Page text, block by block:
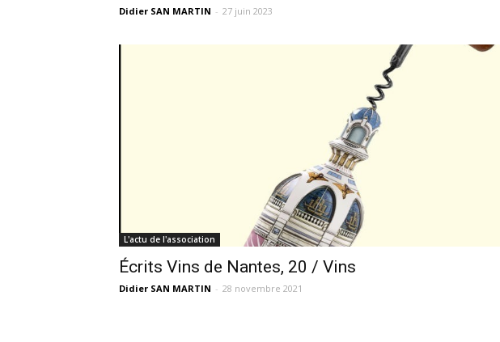
Didier SAN MARTIN - 27 juin 2023
L'actu de l'association
Écrits Vins de Nantes, 20 / Vins
Didier SAN MARTIN - 28 novembre 2021